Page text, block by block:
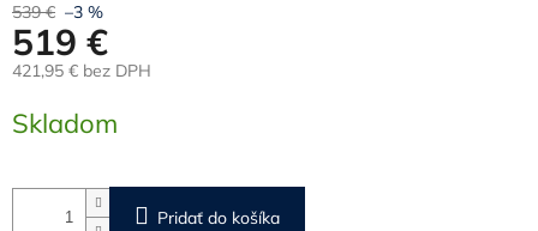
539 € –3 %
519 €
421,95 € bez DPH
cena:
Skladom
Pridať do košíka